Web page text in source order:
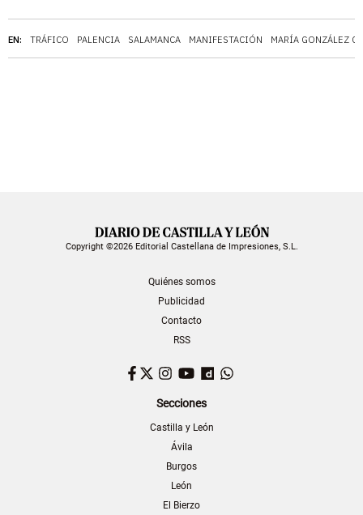
EN: TRÁFICO PALENCIA SALAMANCA MANIFESTACIÓN MARÍA GONZÁLEZ
Copyright ©2026 Editorial Castellana de Impresiones, S.L.
Quiénes somos
Publicidad
Contacto
RSS
Facebook
TwitterInstagram
YouTubeDailymotion
Secciones
Castilla y León
Ávila
Burgos
León
El Bierzo